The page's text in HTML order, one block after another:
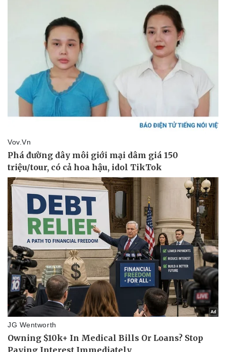
Sức khỏe
Dinh dưỡng - món ngon
Cây thuốc
Sản phụ khoa
Nhi khoa
Nam khoa
Làm đẹp - giảm cân
Phòng mạch online
Ăn sạch sống khỏe
Đời sống
Nhà đẹp
Blog
Tình yêu - Gia đình